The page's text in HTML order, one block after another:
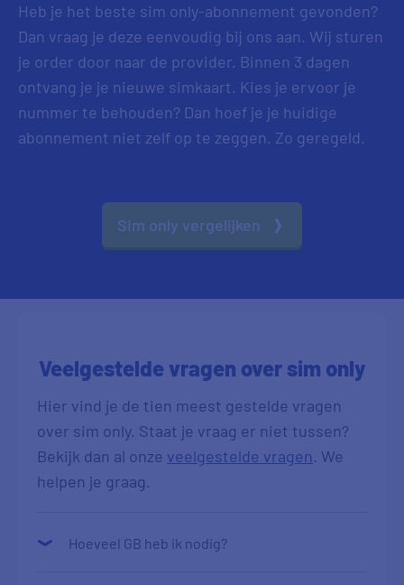
Heb je het beste sim only-abonnement gevonden?
Dan vraag je deze eenvoudig bij ons aan. Wij sturen
je order door naar de provider. Binnen 3 dagen
ontvang je je nieuwe simkaart. Kies je ervoor je
nummer te behouden? Dan hoef je je huidige
abonnement niet zelf op te zeggen. Zo geregeld.
Sim only vergelijken
Veelgestelde vragen over sim only
Hier vind je de tien meest gestelde vragen
over sim only. Staat je vraag er niet tussen?
Bekijk dan al onze veelgestelde vragen. We
helpen je graag.
Hoeveel GB heb ik nodig?